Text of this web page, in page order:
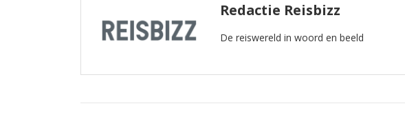
Redactie Reisbizz
De reiswereld in woord en beeld